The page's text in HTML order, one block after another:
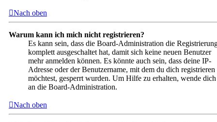
Nach oben
Warum kann ich mich nicht registrieren?
Es kann sein, dass die Board-Administration die
komplett ausgeschaltet hat, damit sich keine neuen Benutzer
mehr anmelden können. Es könnte auch sein, dass deine IP-
Adresse oder der Benutzername, mit dem du dich registrieren
möchtest, gesperrt wurden. Um Hilfe zu erhalten, wende dich
an die Board-Administration.
Nach oben